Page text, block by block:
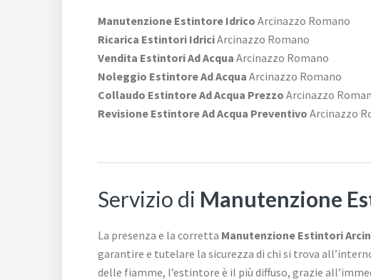
Manutenzione Estintore Idrico Arcinazzo Romano
Ricarica Estintori IdriciArcinazzo Romano
Vendita Estintori Ad Acqua Arcinazzo Romano
Noleggio Estintore Ad Acqua Arcinazzo Romano
Collaudo Estintore Ad Acqua Prezzo Arcinazzo
Revisione Estintore Ad Acqua Preventivo Arcinazzo
Servizio di Manutenzione
La presenza e la corretta Manutenzione Estintori
garantire e tutelare la sicurezza di chi si trova
delle fiamme, l’estintore è il più diffuso, grazie